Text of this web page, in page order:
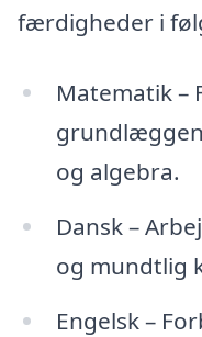
færdigheder i
Matematik –
og algebra.
Dansk –
og mundtlig
Engelsk –